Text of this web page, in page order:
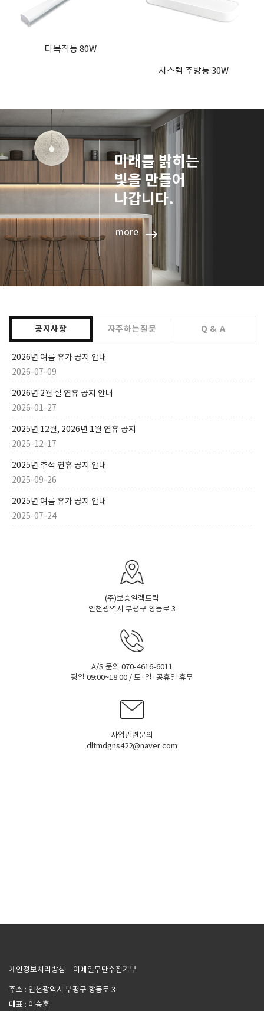
다목적등 80W
시스템 주방등 30W
미래를 밝히는
빛을 만들어
나갑니다.
more
공지사항 자주하는질문 Q & A
2026년 여름 휴가 공지 안내
2026-07-09
2026년 2월 설 연휴 공지 안내
2026-01-27
2025년 12월, 2026년 1월 연휴 공지
2025-12-17
2025년 추석 연휴 공지 안내
2025-09-26
2025년 여름 휴가 공지 안내
2025-07-24
(주)보승일렉트릭
인천광역시 부평구 항동로 3
A/S 문의 070-4616-6011
평일 09:00~18:00 / 토·일·공휴일 휴무
사업관련문의
dltmdgns422@naver.com
개인정보처리방침
이메일무단수집거부
주소 : 인천광역시 부평구 항동로 3
대표 : 이승훈